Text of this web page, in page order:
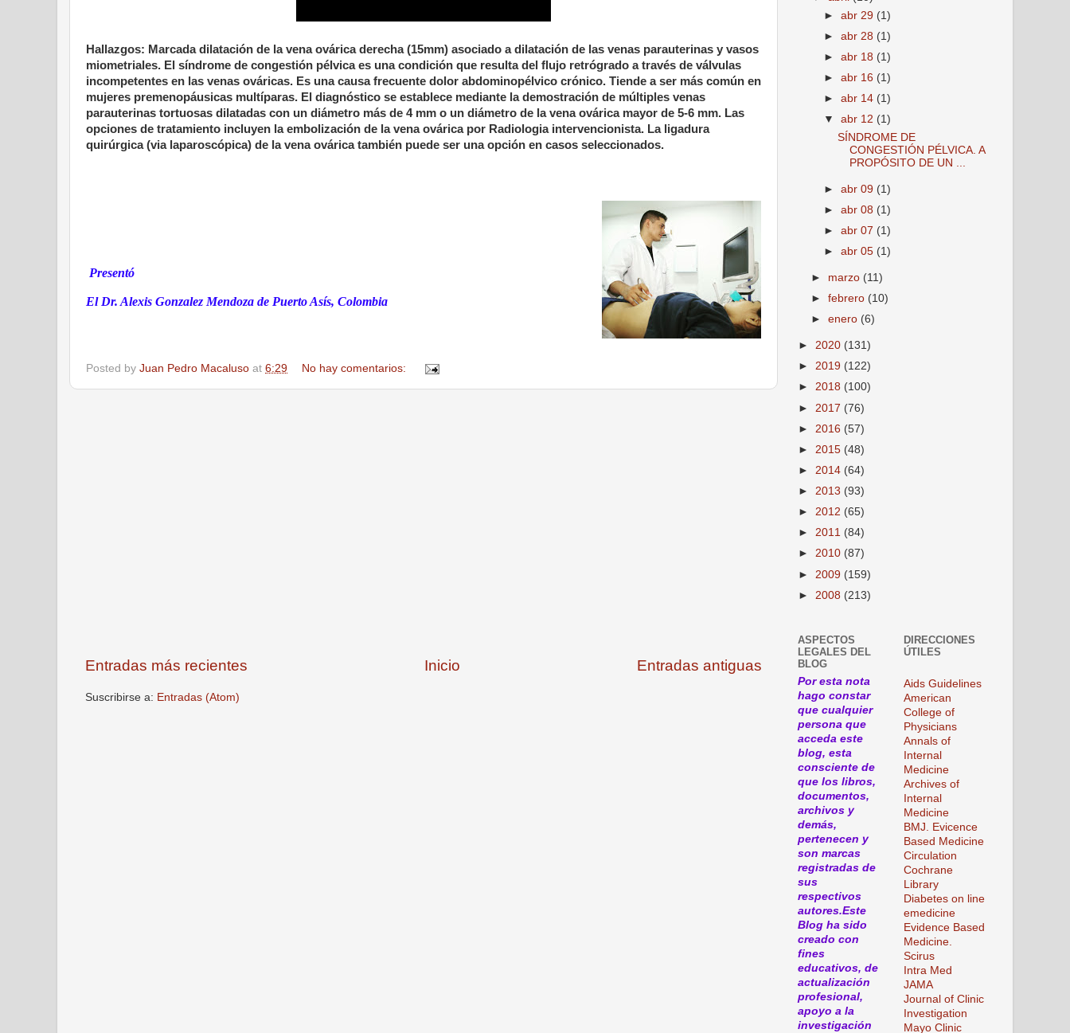
Hallazgos: Marcada dilatación de la vena ovárica derecha (15mm) asociado a dilatación de las venas parauterinas y vasos
miometriales. El síndrome de congestión pélvica es una condición que resulta del flujo retrógrado a través de válvulas
incompetentes en las venas ováricas. Es una causa frecuente dolor abdominopélvico crónico. Tiende a ser más común en
mujeres premenopáusicas multíparas. El diagnóstico se establece mediante la demostración de múltiples venas
parauterinas tortuosas dilatadas con un diámetro más de 4 mm o un diámetro de la vena ovárica mayor de 5-6 mm. Las
opciones de tratamiento incluyen la embolización de la vena ovárica por Radiologia intervencionista. La ligadura
quirúrgica (via laparoscópica) de la vena ovárica también puede ser una opción en casos seleccionados.
Presentó
El Dr. Alexis Gonzalez Mendoza de Puerto Asís, Colombia
Posted by Juan Pedro Macaluso at 6:29 No hay comentarios:
Entradas más recientes Entradas antiguas
Inicio
Suscribirse a: Entradas (Atom)
►abr 29 (1)
►abr 28 (1)
►abr 18 (1)
►abr 16 (1)
►abr 14 (1)
▼abr 12 (1)
SÍNDROME DE
CONGESTIÓN PÉLVICA. A
PROPÓSITO DE UN ...
►abr 09 (1)
►abr 08 (1)
►abr 07 (1)
►abr 05 (1)
► marzo (11)
►febrero (10)
►enero (6)
► 2020 (131)
► 2019 (122)
► 2018 (100)
► 2017 (76)
► 2016 (57)
► 2015 (48)
► 2014 (64)
► 2013 (93)
► 2012 (65)
► 2011 (84)
► 2010 (87)
► 2009 (159)
► 2008 (213)
ASPECTOS
LEGALES DEL
BLOG
Por esta nota
hago constar
que cualquier
persona que
acceda este
blog, esta
consciente de
que los libros,
documentos,
archivos y
demás,
pertenecen y
son marcas
registradas de
sus
respectivos
autores.Este
Blog ha sido
creado con
fines
educativos, de
actualización
profesional,
apoyo a la
investigación
DIRECCIONES
ÚTILES
Aids Guidelines
American
College of
Physicians
Annals of
Internal
Medicine
Archives of
Internal
Medicine
BMJ. Evicence
Based Medicine
Circulation
Cochrane
Library
Diabetes on line
emedicine
Evidence Based
Medicine.
Scirus
Intra Med
JAMA
Journal of Clinic
Investigation
Mayo Clinic